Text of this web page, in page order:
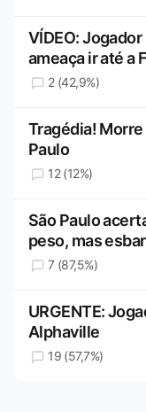
VÍDEO:
ameaça ir até a
2 (42,9%)
Tragédia!
Paulo
12 (12%)
São Paulo
peso, mas
7 (87,5%)
URGENTE:
Alphaville
19 (57,7%)